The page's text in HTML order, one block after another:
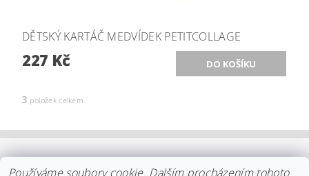
DĚTSKÝ KARTÁČ MEDVÍDEK PETITCOLLAGE
227 Kč
3 položek celkem
KOLEKCE STELTON DISTRIBUCE IITTALA
Používáme soubory cookie. Dalším procházením tohoto